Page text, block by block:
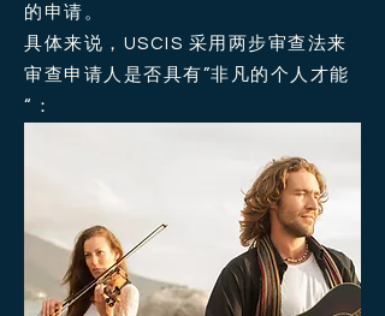
的申请。
具体来说，USCIS 采用两步审查法来
审查申请人是否具有”非凡的个人才能
“：